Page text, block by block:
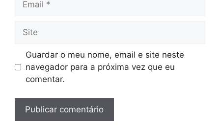
Site
Guardar o meu nome, email e site neste
navegador para a próxima vez que eu
comentar.